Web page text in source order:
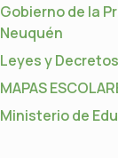
Gobierno de la
Neuquén
Leyes y Decretos
MAPAS
Ministerio de